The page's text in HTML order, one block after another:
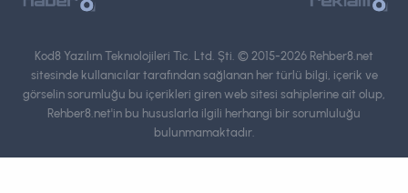
Kod8 Yazılım Teknıolojileri Tic. Ltd. Şti. © 2015-2026 Rehber8.net
sitesinde kullanıcılar tarafından sağlanan her türlü bilgi, içerik ve
görselin sorumluğu bu içerikleri giren web sitesi sahiplerine ait olup,
Rehber8.net'in bu hususlarla ilgili herhangi bir sorumluluğu
bulunmamaktadır.